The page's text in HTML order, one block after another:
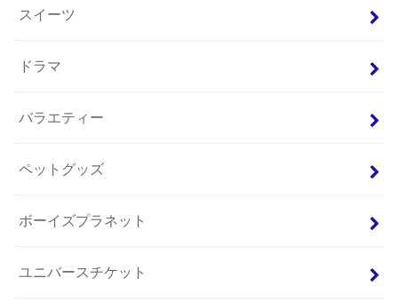
スイーツ
ドラマ
バラエティー
ペットグッズ
ボーイズプラネット
ユニバースチケット